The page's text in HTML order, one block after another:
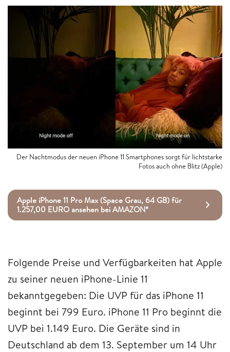
Der Nachtmodus der neuen iPhone 11 Smartphones sorgt für lichtstarke
Fotos auch ohne Blitz (Apple)
Apple iPhone 11 Pro Max (Space Grau, 64 GB) für
1.257,00 EURO ansehen bei AMAZON*
Folgende Preise und Verfügbarkeiten hat Apple
zu seiner neuen iPhone-Linie 11
bekanntgegeben: Die UVP für das iPhone 11
beginnt bei 799 Euro. iPhone 11 Pro beginnt die
UVP bei 1.149 Euro. Die Geräte sind in
Deutschland ab dem 13. September um 14 Uhr